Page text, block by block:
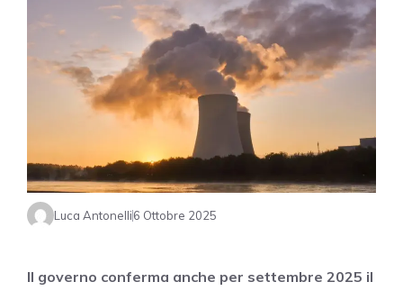
Luca Antonelli6 Ottobre 2025
Il governo conferma anche per settembre 2025 il